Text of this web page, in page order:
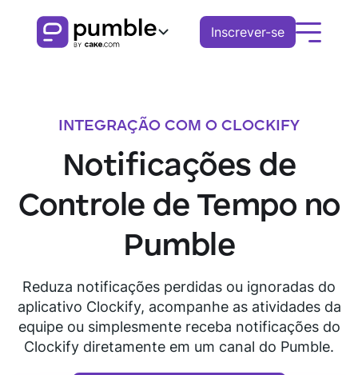
Inscrever-se
FUNCIONALIDADES
COMUNICAÇÃO
Canais
Notificações
COLABORAÇÃO
Soluções
Remoto
Logística
Vendas
Educação
Recursos
EXPLORE
Central de conhecimento
Guias Pumble
Blog
Baixe o
Assista o tour
Agende uma
INTEGRAÇÃO COM O CLOCKIFY
Notificações de
Controle de Tempo no
Pumble
Reduza notificações perdidas ou ignoradas do
aplicativo Clockify, acompanhe as atividades da
equipe ou simplesmente receba notificações do
Clockify diretamente em um canal do Pumble.